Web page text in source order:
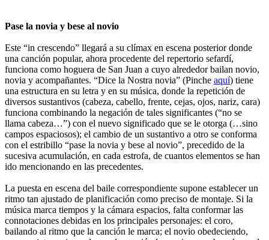
Pase la novia y bese al novio
Este “in crescendo” llegará a su clímax en escena posterior donde
una canción popular, ahora procedente del repertorio sefardí,
funciona como hoguera de San Juan a cuyo alrededor bailan novio,
novia y acompañantes. “Dice la Nostra novia” (Pinche aquí) tiene
una estructura en su letra y en su música, donde la repetición de
diversos sustantivos (cabeza, cabello, frente, cejas, ojos, nariz, cara)
funciona combinando la negación de tales significantes (“no se
llama cabeza…”) con el nuevo significado que se le otorga (…sino
campos espaciosos); el cambio de un sustantivo a otro se conforma
con el estribillo “pase la novia y bese al novio”, precedido de la
sucesiva acumulación, en cada estrofa, de cuantos elementos se han
ido mencionando en las precedentes.
La puesta en escena del baile correspondiente supone establecer un
ritmo tan ajustado de planificación como preciso de montaje. Si la
música marca tiempos y la cámara espacios, falta conformar las
connotaciones debidas en los principales personajes: el coro,
bailando al ritmo que la canción le marca; el novio obedeciendo,